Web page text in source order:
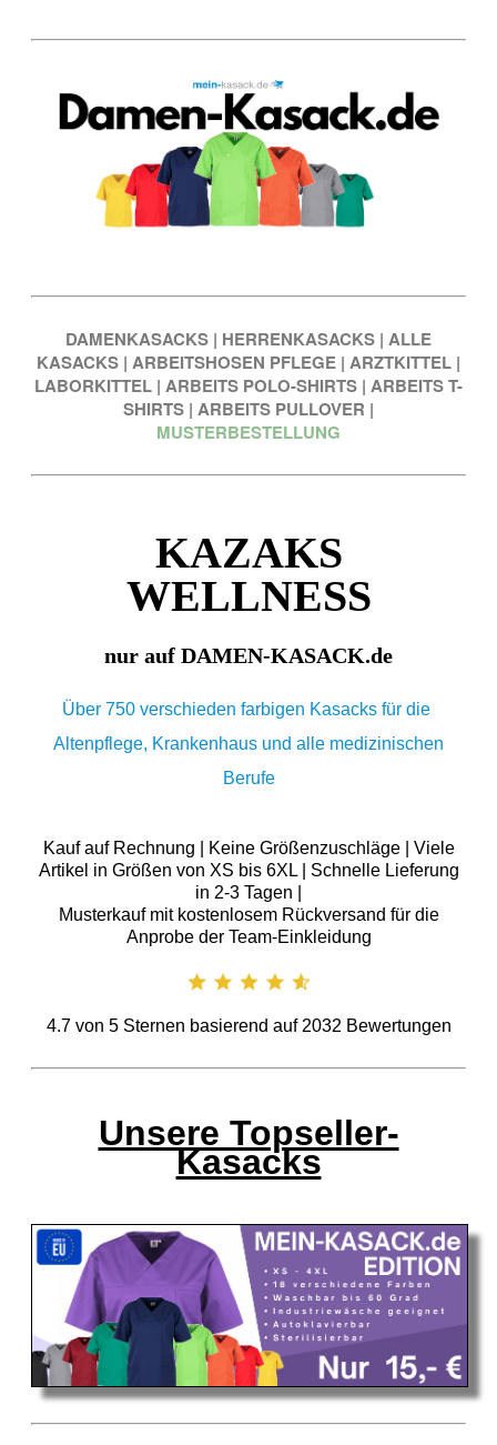
DAMENKASACKS | HERRENKASACKS | ALLE
KASACKS | ARBEITSHOSEN PFLEGE | ARZTKITTEL |
LABORKITTEL | ARBEITS POLO-SHIRTS | ARBEITS T-
SHIRTS | ARBEITS PULLOVER |
MUSTERBESTELLUNG
KAZAKS
WELLNESS
nur auf DAMEN-KASACK.de
Über 750 verschieden farbigen Kasacks für die
Altenpflege, Krankenhaus und alle medizinischen
Berufe
Kauf auf Rechnung | Keine Größenzuschläge | Viele
Artikel in Größen von XS bis 6XL | Schnelle Lieferung
in 2-3 Tagen |
Musterkauf mit kostenlosem Rückversand für die
Anprobe der Team-Einkleidung
4.7von 5Sternen basierend auf 2032 Bewertungen
Unsere Topseller-
Kasacks